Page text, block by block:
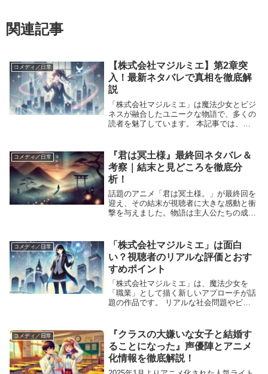
関連記事
コメディ／日常
【株式会社マジルミエ】第2章突
入！最新ネタバレで真相を徹底解
説
「株式会社マジルミエ」は魔法少女とビジ
ネスが融合したユニークな物語で、多くの
読者を魅了しています。 本記事では、最
ありで解説します。 キャラクターたちの
成長や物...
コメディ／日常
『君は冥土様』最終回ネタバレ＆
考察｜結末と見どころを徹底分
析！
話題のアニメ「君は冥土様。」が最終回を
迎え、その結末が視聴者に大きな感動と衝
撃を与えました。物語は主人公たちの成長
した。この記事では、最終回のネタバレ、
考察、そして...
コメディ／日常
「株式会社マジルミエ」は面白
い？視聴者のリアルな評価とおす
すめポイント
「株式会社マジルミエ」は、魔法少女を
「職業」として描く新しいアプローチが話
題の作品です。 リアルな社会問題やビジ
際のレビューからその魅力やおすすめポイ
ントを掘り下げ...
コメディ／日常
『クラスの大嫌いな女子と結婚す
ることになった』声優陣とアニメ
化情報を徹底解説！